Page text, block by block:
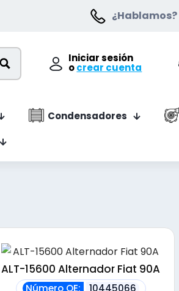
¿Hablamos?
Iniciar sesión
ocrear cuenta
Condensadores
ALT-15600 Alternador Fiat 90A
Número OE: 10445066